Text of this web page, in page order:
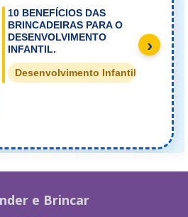
10 BENEFÍCIOS DAS
BRINCADEIRAS PARA O
DESENVOLVIMENTO
INFANTIL.
Desenvolvimento Infantil
›
e Brincar